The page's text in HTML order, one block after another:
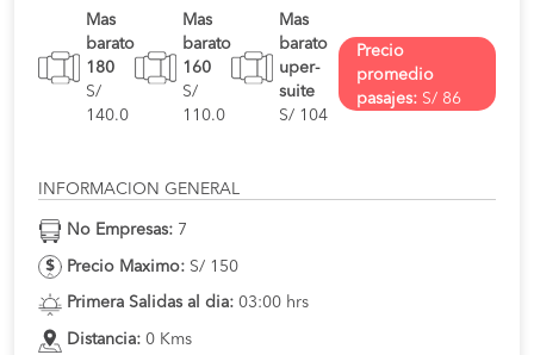
Mas
barato
180
S/
140.0
Mas
barato
160
S/
110.0
Mas
barato
uper-
suite
S/ 104
Precio
promedio
pasajes: S/ 86
INFORMACION GENERAL
No Empresas: 7
Precio Maximo: S/ 150
Primera Salidas al dia: 03:00 hrs
Distancia: 0 Kms